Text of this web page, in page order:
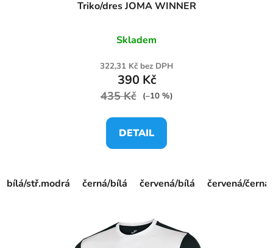
Triko/dres JOMA WINNER
Skladem
322,31 Kč bez DPH
390 Kč
435 Kč (–10 %)
DETAIL
bílá/stř.modrá černá/bílá červená/bílá červená/černá